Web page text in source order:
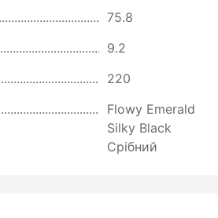
75.8
9.2
220
Flowy Emerald
Silky Black
Срібний